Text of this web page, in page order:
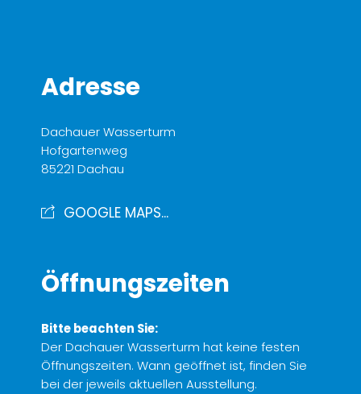
Adresse
Dachauer Wasserturm
Hofgartenweg
85221 Dachau
GOOGLE MAPS...
Öffnungszeiten
Bitte beachten Sie:
Der Dachauer Wasserturm hat keine festen
Öffnungszeiten. Wann geöffnet ist, finden Sie
bei der jeweils aktuellen Ausstellung.